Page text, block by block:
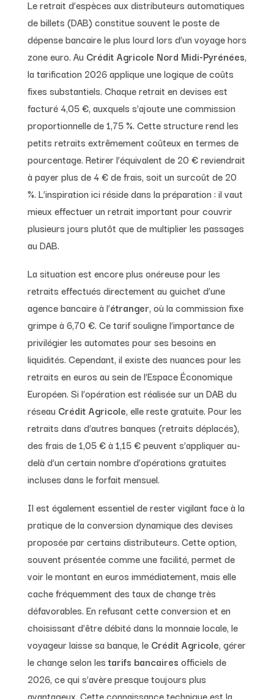
Le retrait d’espèces aux distributeurs automatiques
de billets (DAB) constitue souvent le poste de
dépense bancaire le plus lourd lors d’un voyage hors
zone euro. Au Crédit Agricole Nord Midi-Pyrénées,
la tarification 2026 applique une logique de coûts
fixes substantiels. Chaque retrait en devises est
facturé 4,05 €, auxquels s’ajoute une commission
proportionnelle de 1,75 %. Cette structure rend les
petits retraits extrêmement coûteux en termes de
pourcentage. Retirer l’équivalent de 20 € reviendrait
à payer plus de 4 € de frais, soit un surcoût de 20
%. L’inspiration ici réside dans la préparation : il vaut
mieux effectuer un retrait important pour couvrir
plusieurs jours plutôt que de multiplier les passages
au DAB.
La situation est encore plus onéreuse pour les
retraits effectués directement au guichet d’une
agence bancaire à l’étranger, où la commission fixe
grimpe à 6,70 €. Ce tarif souligne l’importance de
privilégier les automates pour ses besoins en
liquidités. Cependant, il existe des nuances pour les
retraits en euros au sein de l’Espace Économique
Européen. Si l’opération est réalisée sur un DAB du
réseau Crédit Agricole, elle reste gratuite. Pour les
retraits dans d’autres banques (retraits déplacés),
des frais de 1,05 € à 1,15 € peuvent s’appliquer au-
delà d’un certain nombre d’opérations gratuites
incluses dans le forfait mensuel.
Il est également essentiel de rester vigilant face à la
pratique de la conversion dynamique des devises
proposée par certains distributeurs. Cette option,
souvent présentée comme une facilité, permet de
voir le montant en euros immédiatement, mais elle
cache fréquemment des taux de change très
défavorables. En refusant cette conversion et en
choisissant d’être débité dans la monnaie locale, le
voyageur laisse sa banque, le Crédit Agricole, gérer
le change selon les tarifs bancaires officiels de
2026, ce qui s’avère presque toujours plus
avantageux. Cette connaissance technique est la